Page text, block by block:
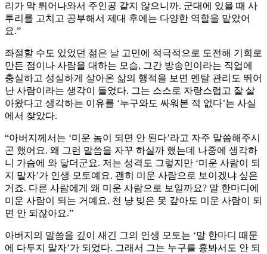
리가 막 튀어나와서 주인공 같지 않으니까. 군대에 있을 때 사
투리를 고치고 공부해서 제대 후에는 다양한 역할을 맡았어
요.”
좌절할 수도 있었던 젊은 날 고민에 적극적으로 도전해 기회로
만든 점이나 사람을 대하는 모습, 그간 방송인이라는 직업에
충실하고 성실하게 살아온 삶의 행적을 보면 멘탈 관리도 뛰어
난 사람이라는 생각이 들었다. 그는 스스로 자랑스럽고 잘 살
아왔다고 생각하는 이유를 ‘누구와도 싸워본 적 없다’는 사실
에서 찾았다.
“아버지께서는 ‘미운 놈이 되면 안 된다’라고 자주 말씀해주시
곤 했어요. 왜 그런 말씀을 자꾸 하실까 했는데 나중에 생각하
니 가슴에 와 닿더군요. 저는 성격도 그렇지만 ‘미운 사람이 되
지 말자’가 인생 모토예요. 괜히 미운 사람으로 보이겠냐 싶은
거죠. 다른 사람에게 왜 미운 사람으로 보일까요? 말 한마디에
미운 사람이 되는 거예요. 천 냥 빚은 못 갚아도 미운 사람이 되
면 안 되잖아요.”
아버지의 말씀을 깊이 새긴 그의 인생 모토는 ‘말 한마디 때문
에 다투지 말자’가 되었다. 그래서 그는 누구를 흉봐서도 안 되